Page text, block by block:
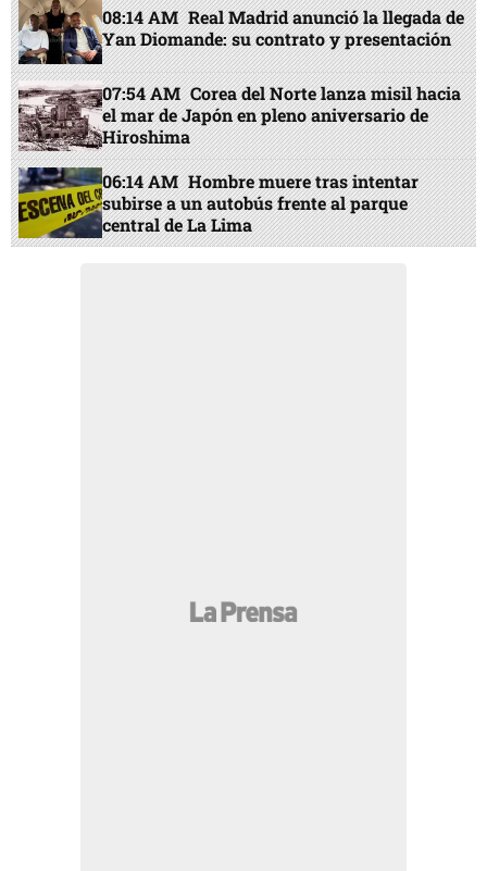
08:14 AM Real Madrid anunció la llegada de
Yan Diomande: su contrato y presentación
07:54 AM Corea del Norte lanza misil hacia
el mar de Japón en pleno aniversario de
Hiroshima
06:14 AM Hombre muere tras intentar
subirse a un autobús frente al parque
central de La Lima